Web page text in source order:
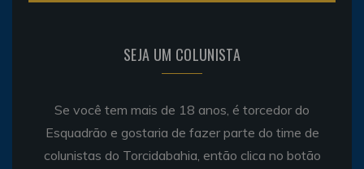
SEJA UM COLUNISTA
Se você tem mais de 18 anos, é torcedor do
Esquadrão e gostaria de fazer parte do time de
colunistas do Torcidabahia, então clica no botão